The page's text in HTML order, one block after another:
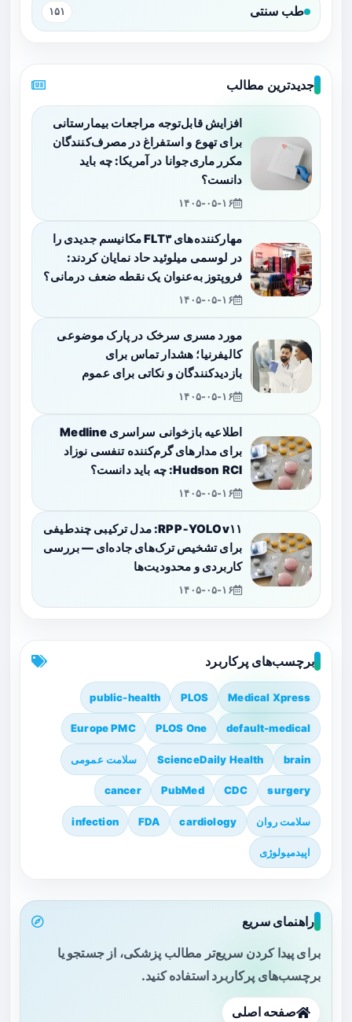
طب سنتی ۱۵۱
جدیدترین مطالب
افزایش قابل‌توجه مراجعات بیمارستانی
برای تهوع و استفراغ در مصرف‌کنندگان
مکرر ماری‌جوانا در آمریکا: چه باید
دانست؟
۱۴۰۵-۰۵-۱۶
مهارکننده‌های FLT۳ مکانیسم جدیدی را
در لوسمی میلوئید حاد نمایان کردند:
فروپتوز به‌عنوان یک نقطه ضعف درمانی؟
۱۴۰۵-۰۵-۱۶
مورد مسری سرخک در پارک موضوعی
کالیفرنیا؛ هشدار تماس برای
بازدیدکنندگان و نکاتی برای عموم
۱۴۰۵-۰۵-۱۶
اطلاعیه بازخوانی سراسری Medline
برای مدارهای گرم‌کننده تنفسی نوزاد
Hudson RCI: چه باید دانست؟
۱۴۰۵-۰۵-۱۶
RPP‑YOLOv۱۱: مدل ترکیبی چندطیفی
برای تشخیص ترک‌های جاده‌ای — بررسی
کاربردی و محدودیت‌ها
۱۴۰۵-۰۵-۱۶
برچسب‌های پرکاربرد
Medical Xpress
PLOS
public-health
default-medical
PLOS One
Europe PMC
brain
ScienceDaily Health سلامت عمومی
surgery
CDC
PubMed
cancer
سلامت روان cardiology
FDA
infection
اپیدمیولوژی
راهنمای سریع
برای پیدا کردن سریع‌تر مطالب پزشکی، از جستجو یا
برچسب‌های پرکاربرد استفاده کنید.
صفحه اصلی